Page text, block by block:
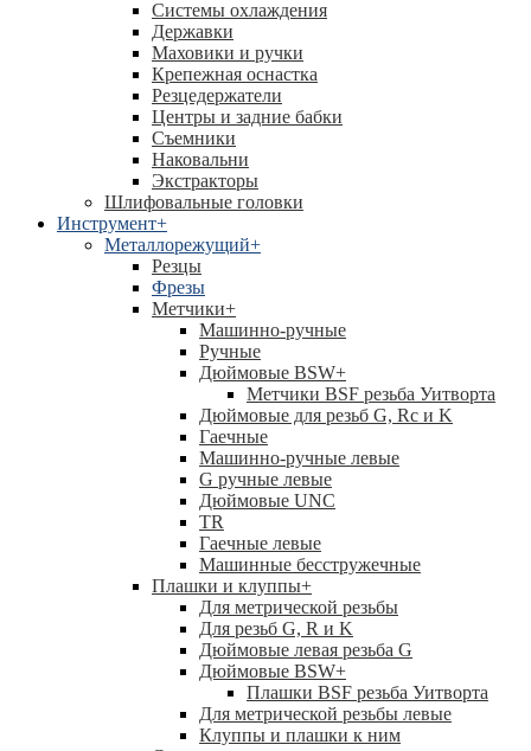
Системы охлаждения
Державки
Маховики и ручки
Крепежная оснастка
Резцедержатели
Центры и задние бабки
Съемники
Наковальни
Экстракторы
Шлифовальные головки
Инструмент+
Металлорежущий+
Резцы
Фрезы
Метчики+
Машинно-ручные
Ручные
Дюймовые BSW+
Метчики BSF резьба Уитворта
Дюймовые для резьб G, Rc и K
Гаечные
Машинно-ручные левые
G ручные левые
Дюймовые UNC
TR
Гаечные левые
Машинные бесстружечные
Плашки и клуппы+
Для метрической резьбы
Для резьб G, R и K
Дюймовые левая резьба G
Дюймовые BSW+
Плашки BSF резьба Уитворта
Для метрической резьбы левые
Клуппы и плашки к ним